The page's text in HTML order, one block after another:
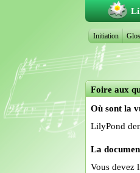
Foire aux
Où sont la
LilyPond
La
Vous devez
Initiation